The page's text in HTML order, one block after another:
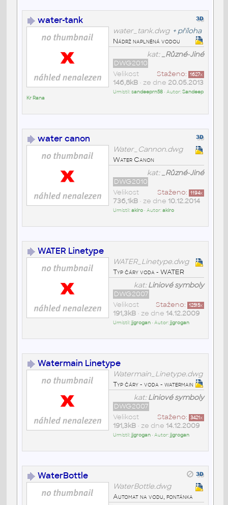
water-tank
water_tank.dwg + příloha
Nádrž naplněná vodou
kat:_Různé-Jiné
DWG2010
Staženo: 1627x
Velikost
146,8kB• ze dne 20.05.2013
Umístil:sandeeprn58• Autor:Sandeep
Kr Rana
water canon
Water_Cannon.dwg
Water Canon
kat:_Různé-Jiné
DWG2010
Staženo: 1194x
Velikost
736,1kB• ze dne 10.12.2014
Umístil:akiro• Autor:akiro
WATER Linetype
WATER_Linetype.dwg
Typ čáry voda - WATER
kat:Liniové symboly
DWG2007
Staženo: 12515x
Velikost
191,3kB• ze dne 14.12.2009
Umístil:jjgrogan• Autor:jjgrogan
Watermain Linetype
Watermain_Linetype.dwg
Typ čáry - voda - watermain
kat:Liniové symboly
DWG2007
Staženo: 3421x
Velikost
191,3kB• ze dne 14.12.2009
Umístil:jjgrogan• Autor:jjgrogan
WaterBottle
WaterBottle.dwg
Automat na vodu, fontánka